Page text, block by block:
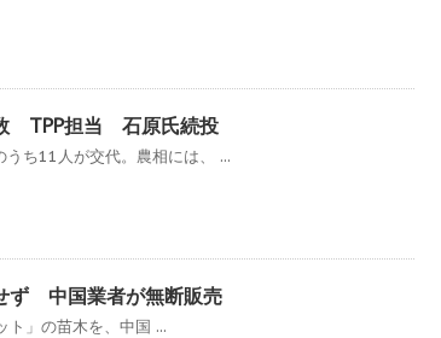
TPP担当 石原氏続投
ち11人が交代。農相には、 ...
ず 中国業者が無断販売
ト」の苗木を、中国 ...